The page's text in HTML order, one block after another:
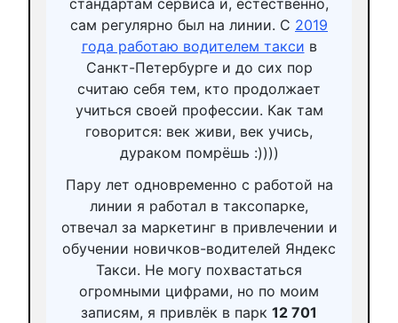
сам регулярно был на линии. С 2019
года работаю водителем такси в
Санкт-Петербурге и до сих пор
считаю себя тем, кто продолжает
учиться своей профессии. Как там
говорится: век живи, век учись,
дураком помрёшь :))))
Пару лет одновременно с работой на
линии я работал в таксопарке,
отвечал за маркетинг в привлечении и
обучении новичков-водителей Яндекс
Такси. Не могу похвастаться
огромными цифрами, но по моим
записям, я привлёк в парк 12 701